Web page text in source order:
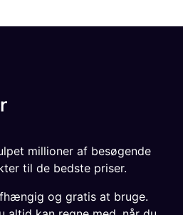
millioner af besøgende
til de bedste priser.
og gratis at bruge.